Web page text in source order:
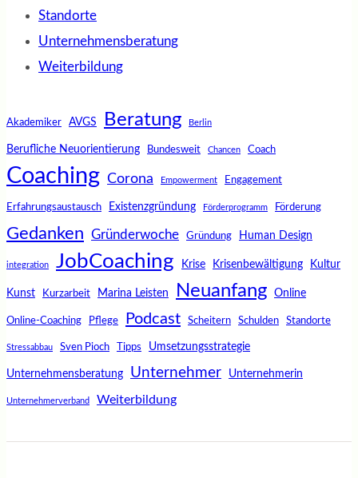
Standorte
Unternehmensberatung
Weiterbildung
Akademiker AVGS Beratung Berlin
Berufliche Neuorientierung Bundesweit Chancen Coach
Coaching Corona Empowerment Engagement
Erfahrungsaustausch Existenzgründung Förderprogramm Förderung
Gedanken Gründerwoche Gründung Human Design
integration JobCoaching Krise Krisenbewältigung Kultur
Kunst Kurzarbeit Marina Leisten Neuanfang Online
Online-Coaching Pflege Podcast Scheitern Schulden Standorte
Stressabbau Sven Pioch Tipps Umsetzungsstrategie
Unternehmensberatung Unternehmer Unternehmerin
Unternehmerverband Weiterbildung